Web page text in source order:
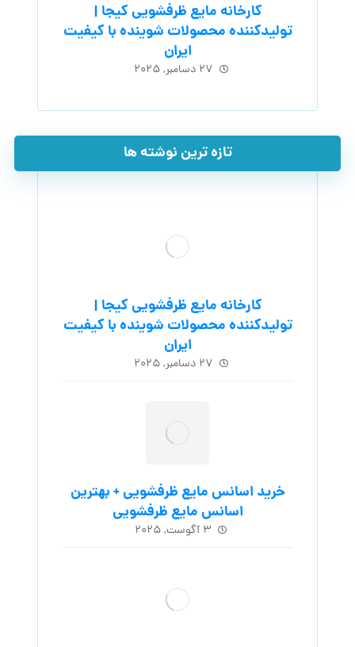
کارخانه مایع ظرفشویی کیجا |
تولیدکننده محصولات شوینده با کیفیت
ایران
۲۷ دسامبر, ۲۰۲۵
تازه ترین نوشته ها
کارخانه مایع ظرفشویی کیجا |
تولیدکننده محصولات شوینده با کیفیت
ایران
۲۷ دسامبر, ۲۰۲۵
خرید اسانس مایع ظرفشویی + بهترین
اسانس مایع ظرفشویی
۳ آگوست, ۲۰۲۵